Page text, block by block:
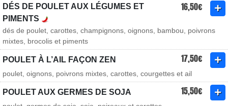
DÉS DE POULET AUX LÉGUMES ET
PIMENTS
16,50€
dés de poulet, carottes, champignons, oignons, bambou, poivrons
mixtes, brocolis et piments
POULET À L’AIL FAÇON ZEN 17,50€
poulet, oignons, poivrons mixtes, carottes, courgettes et ail
POULET AUX GERMES DE SOJA 15,50€